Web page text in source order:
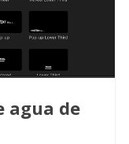
agua de